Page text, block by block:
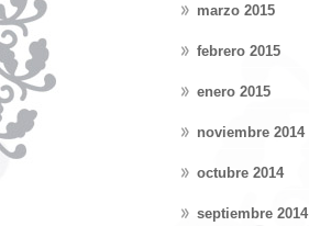
marzo 2015
febrero 2015
enero 2015
noviembre 2014
octubre 2014
septiembre 2014